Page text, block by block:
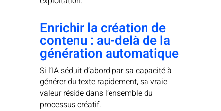
Enrichir la création de
contenu : au-delà de la
génération automatique
Si l’IA séduit d’abord par sa capacité à
générer du texte rapidement, sa vraie
valeur réside dans l’ensemble du
processus créatif.